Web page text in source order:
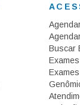
Buscar